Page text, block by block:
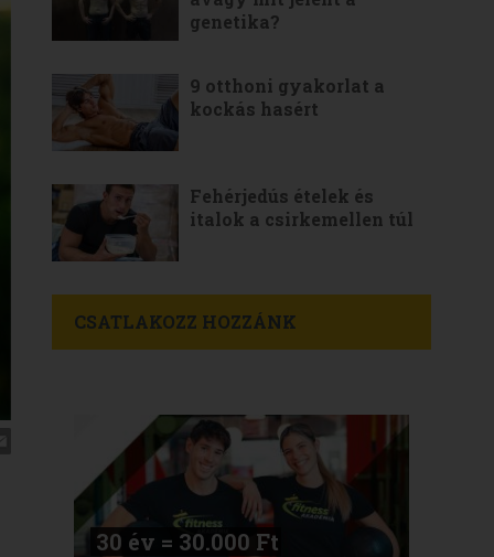
genetika?
9 otthoni gyakorlat a
kockás hasért
Fehérjedús ételek és
italok a csirkemellen túl
CSATLAKOZZ HOZZÁNK
30 év = 30.000 Ft